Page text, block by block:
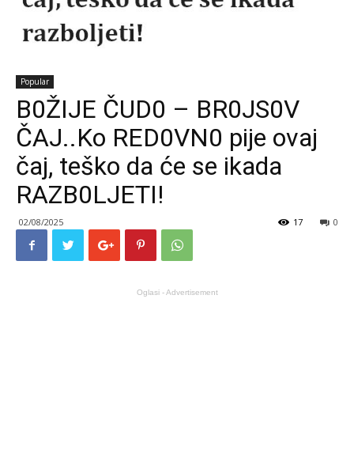
Popular
B0ŽIJE ČUD0 – BR0JS0V
ČAJ..Ko RED0VN0 pije ovaj
čaj, teško da će se ikada
RAZB0LJETI!
02/08/2025 0
17
Oglasi - Advertisement